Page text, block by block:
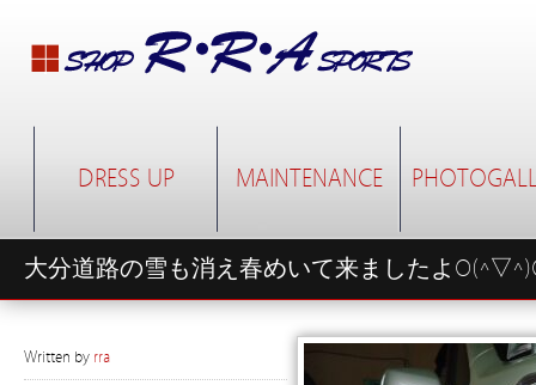
DRESS UP MAINTENANCE
大分道路の雪も消え春めいて来ましたよ
Written by rra